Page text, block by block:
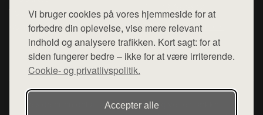
Vi bruger cookies på vores hjemmeside for at
forbedre din oplevelse, vise mere relevant
indhold og analysere trafikken. Kort sagt: for at
siden fungerer bedre – ikke for at være irriterende.
Cookie- og privatlivspolitik.
Accepter alle
Top Rabatter
Kontakt
Mail: hej@want.dk
Cookie- og privatlivspolitik
Denne side er en del af want.dk, der udgiver en række